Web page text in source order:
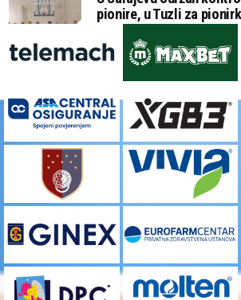
pionire, u Tuzli za